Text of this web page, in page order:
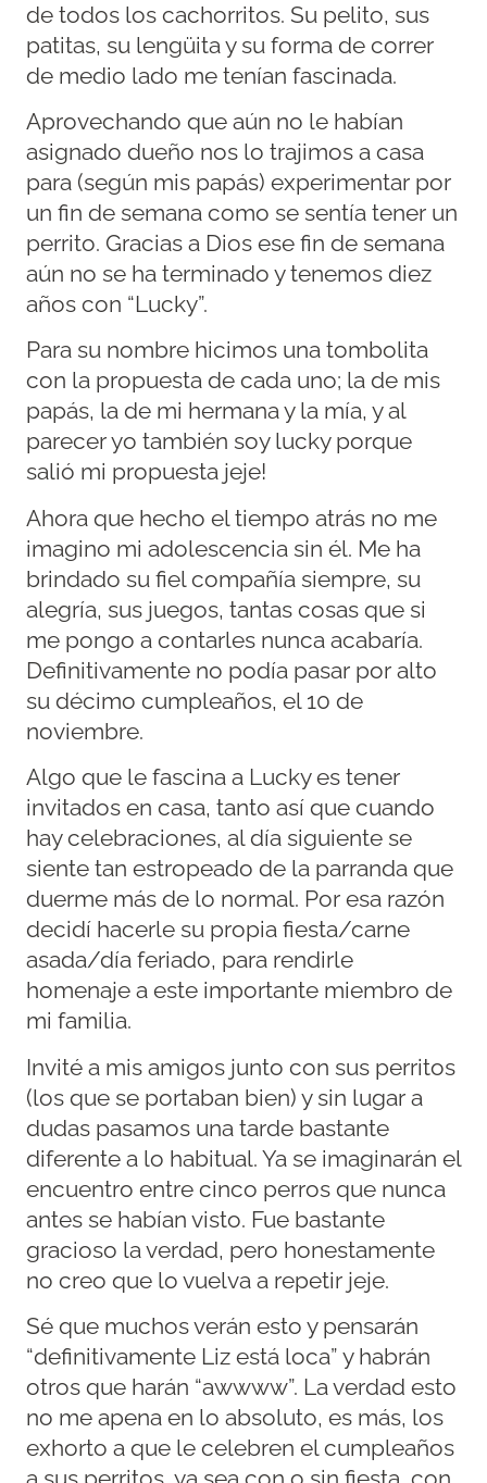
de todos los cachorritos. Su pelito, sus
patitas, su lengüita y su forma de correr
de medio lado me tenían fascinada.
Aprovechando que aún no le habían
asignado dueño nos lo trajimos a casa
para (según mis papás) experimentar por
un fin de semana como se sentía tener un
perrito. Gracias a Dios ese fin de semana
aún no se ha terminado y tenemos diez
años con “Lucky”.
Para su nombre hicimos una tombolita
con la propuesta de cada uno; la de mis
papás, la de mi hermana y la mía, y al
parecer yo también soy lucky porque
salió mi propuesta jeje!
Ahora que hecho el tiempo atrás no me
imagino mi adolescencia sin él. Me ha
brindado su fiel compañía siempre, su
alegría, sus juegos, tantas cosas que si
me pongo a contarles nunca acabaría.
Definitivamente no podía pasar por alto
su décimo cumpleaños, el 10 de
noviembre.
Algo que le fascina a Lucky es tener
invitados en casa, tanto así que cuando
hay celebraciones, al día siguiente se
siente tan estropeado de la parranda que
duerme más de lo normal. Por esa razón
decidí hacerle su propia fiesta/carne
asada/día feriado, para rendirle
homenaje a este importante miembro de
mi familia.
Invité a mis amigos junto con sus perritos
(los que se portaban bien) y sin lugar a
dudas pasamos una tarde bastante
diferente a lo habitual. Ya se imaginarán el
encuentro entre cinco perros que nunca
antes se habían visto. Fue bastante
gracioso la verdad, pero honestamente
no creo que lo vuelva a repetir jeje.
Sé que muchos verán esto y pensarán
“definitivamente Liz está loca” y habrán
otros que harán “awwww”. La verdad esto
no me apena en lo absoluto, es más, los
exhorto a que le celebren el cumpleaños